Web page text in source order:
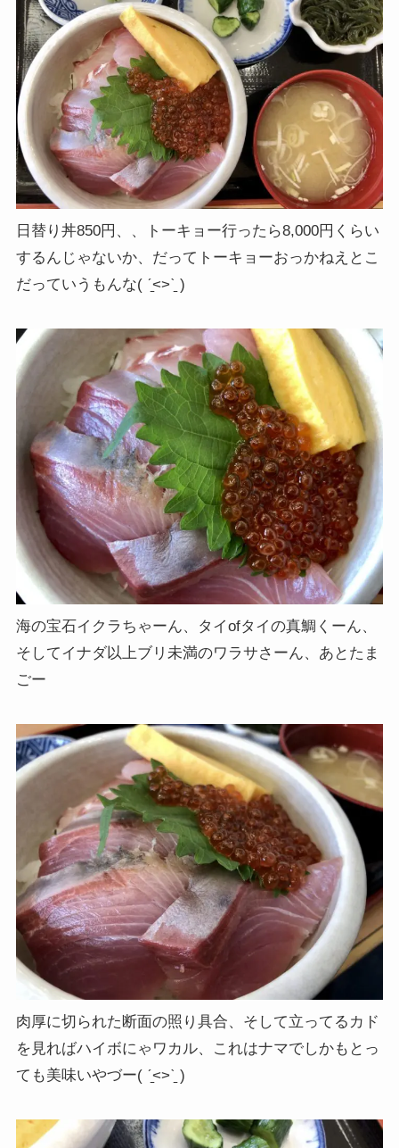
日替り丼850円、、トーキョー行ったら8,000円くらい
するんじゃないか、だってトーキョーおっかねえとこ
だっていうもんな( ˊ̱˂˃ˋ̱ )
海の宝石イクラちゃーん、タイofタイの真鯛くーん、
そしてイナダ以上ブリ未満のワラサさーん、あとたま
ごー
肉厚に切られた断面の照り具合、そして立ってるカド
を見ればハイボにゃワカル、これはナマでしかもとっ
ても美味いやづー( ˊ̱˂˃ˋ̱ )